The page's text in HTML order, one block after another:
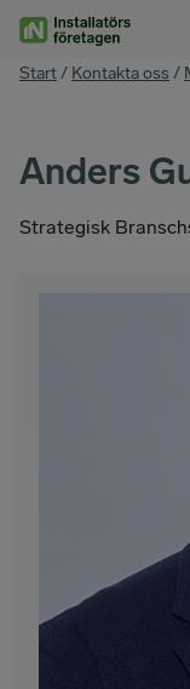
You
Start/ Kontakta oss /
Anders
Strategisk